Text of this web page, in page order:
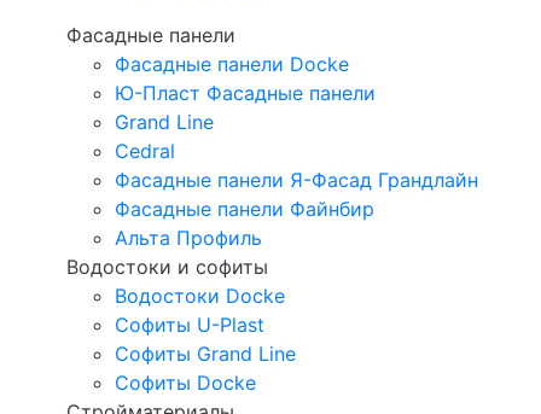
Фасадные панели
Фасадные панели Docke
Ю-Пласт Фасадные панели
Grand Line
Cedral
Фасадные панели Я-Фасад Грандлайн
Фасадные панели Файнбир
Альта Профиль
Водостоки и софиты
Водостоки Docke
Софиты U-Plast
Софиты Grand Line
Софиты Docke